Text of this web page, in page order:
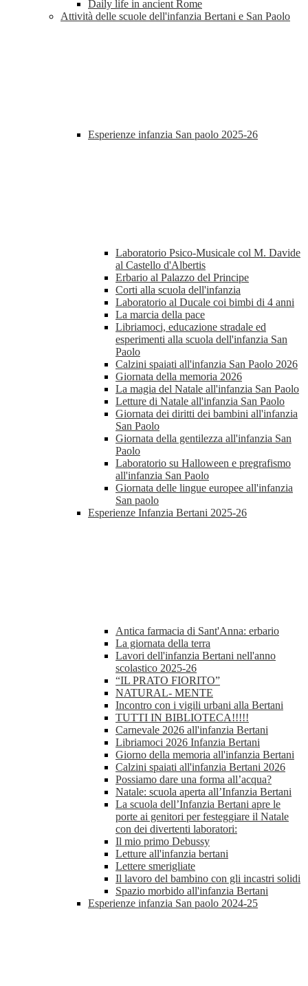
Daily life in ancient Rome
Attività delle scuole dell'infanzia Bertani e San Paolo
Esperienze infanzia San paolo 2025-26
Laboratorio Psico-Musicale col M. Davide
al Castello d'Albertis
Erbario al Palazzo del Principe
Corti alla scuola dell'infanzia
Laboratorio al Ducale coi bimbi di 4 anni
La marcia della pace
Libriamoci, educazione stradale ed
esperimenti alla scuola dell'infanzia San
Paolo
Calzini spaiati all'infanzia San Paolo 2026
Giornata della memoria 2026
La magia del Natale all'infanzia San Paolo
Letture di Natale all'infanzia San Paolo
Giornata dei diritti dei bambini all'infanzia
San Paolo
Giornata della gentilezza all'infanzia San
Paolo
Laboratorio su Halloween e pregrafismo
all'infanzia San Paolo
Giornata delle lingue europee all'infanzia
San paolo
Esperienze Infanzia Bertani 2025-26
Antica farmacia di Sant'Anna: erbario
La giornata della terra
Lavori dell'infanzia Bertani nell'anno
scolastico 2025-26
“IL PRATO FIORITO”
NATURAL- MENTE
Incontro con i vigili urbani alla Bertani
TUTTI IN BIBLIOTECA!!!!!
Carnevale 2026 all'infanzia Bertani
Libriamoci 2026 Infanzia Bertani
Giorno della memoria all'infanzia Bertani
Calzini spaiati all'infanzia Bertani 2026
Possiamo dare una forma all’acqua?
Natale: scuola aperta all’Infanzia Bertani
La scuola dell’Infanzia Bertani apre le
porte ai genitori per festeggiare il Natale
con dei divertenti laboratori:
Il mio primo Debussy
Letture all'infanzia bertani
Lettere smerigliate
Il lavoro del bambino con gli incastri solidi
Spazio morbido all'infanzia Bertani
Esperienze infanzia San paolo 2024-25